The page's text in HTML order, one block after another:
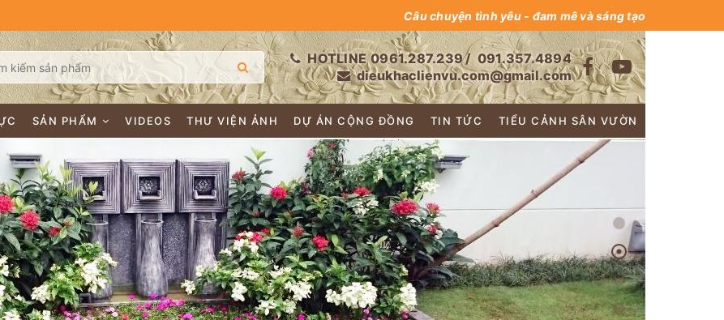
Câu chuyện tình yêu - đam mê và sáng tạo
HOTLINE 0961.287.239/ 091.357.4894
dieukhaclienvu.com@gmail.com
SẢN PHẨM VIDEOS THƯ VIỆN ẢNH DỰ ÁN CỘNG ĐỒNG TIN TỨC TIỂU CẢNH SÂN VƯỜN